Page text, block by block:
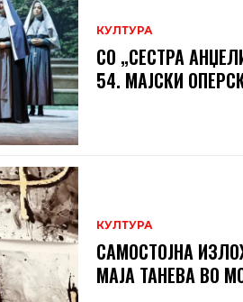
КУЛТУРА
СО „СЕСТРА
54. МАЈСКИ
КУЛТУРА
САМОСТОЈНА
МAЈА ТАНЕВА ВО